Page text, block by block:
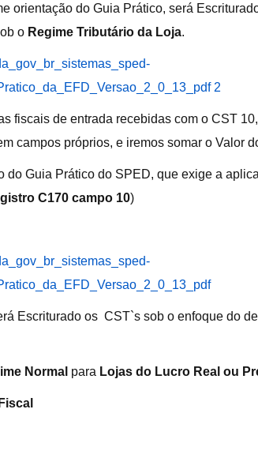
orientação do Guia Prático, será
o Regime Tributário da Loja.
fiscais de entrada recebidas com o CST
campos próprios, e iremos somar o Valor
do Guia Prático do SPED, que exige a
C170 campo 10)
Escriturado os CST`s sob o enfoque do
Normal para Lojas do Lucro Real ou